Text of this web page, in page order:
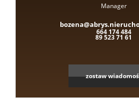
Manager
664 174 484
89 523 71 61
zostaw